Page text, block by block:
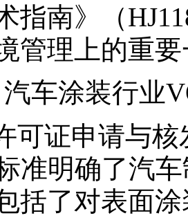
指南》（
管理上的重
可证申请与
准明确了汽
括了对表面